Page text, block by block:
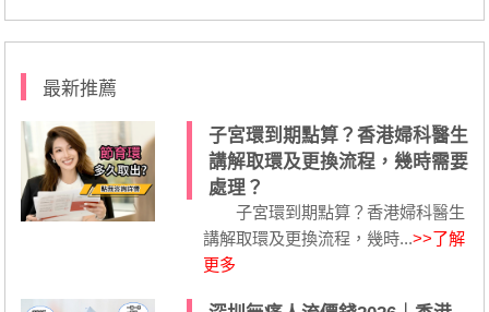
最新推薦
子宮環到期點算？香港婦科醫生
講解取環及更換流程，幾時需要
處理？
子宮環到期點算？香港婦科醫生
講解取環及更換流程，幾時...>>了解
更多